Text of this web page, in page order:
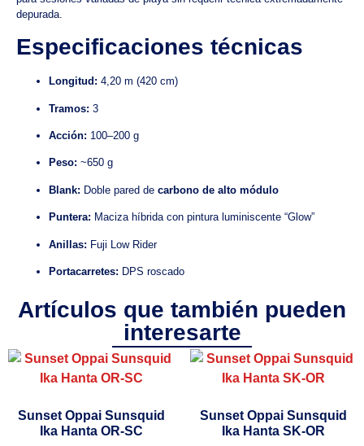
depurada.
Especificaciones técnicas
Longitud: 4,20 m (420 cm)
Tramos: 3
Acción: 100–200 g
Peso: ~650 g
Blank: Doble pared de carbono de alto módulo
Puntera: Maciza híbrida con pintura luminiscente “Glow”
Anillas: Fuji Low Rider
Portacarretes: DPS roscado
Artículos que también pueden
interesarte
Sunset Oppai Sunsquid
Ika Hanta OR-SC
Sunset Oppai Sunsquid
Ika Hanta SK-OR